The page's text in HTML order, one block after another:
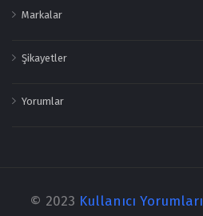
Markalar
Şikayetler
Yorumlar
© 2023 Kullanıcı Yorumları